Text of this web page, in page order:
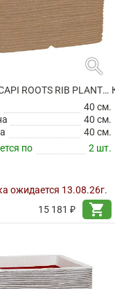
search
КАШПО CAPI ROOTS RIB PLANTER SQUARE BEIGE
40 см.
40 см.
40 см.
по
2 шт.
ожидается 13.08.26г.
15 181 ₽
shopping_cart